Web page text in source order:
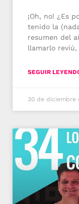
¡Oh, no! ¿Es
tenido la
resumen del
llamarlo reviú,
SEGUIR
30 de diciembre